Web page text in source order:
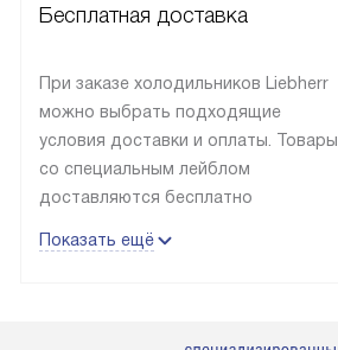
Бесплатная доставка
При заказе холодильников Liebherr
можно выбрать подходящие
условия доставки и оплаты. Товары
со специальным лейблом
доставляются бесплатно
до подъезда, выезд за МКАД
Показать ещё